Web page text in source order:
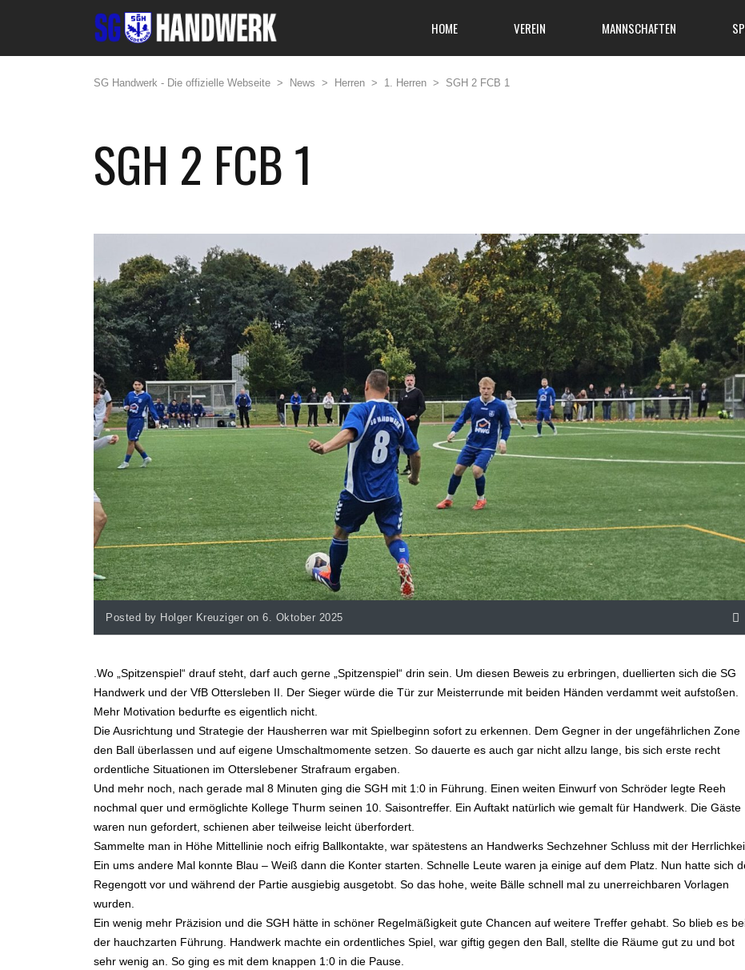
HOME VEREIN MANNSCHAFTEN
SG Handwerk - Die offizielle Webseite > News > Herren > 1. Herren > SGH 2 FCB 1
SGH 2 FCB 1
Posted by Holger Kreuziger on 6. Oktober 2025
.Wo „Spitzenspiel“ drauf steht, darf auch gerne „Spitzenspiel“ drin sein. Um diesen Beweis zu erbringen, duellierten sich die SG
Handwerk und der VfB Ottersleben II. Der Sieger würde die Tür zur Meisterrunde mit beiden Händen verdammt weit aufstoßen.
Mehr Motivation bedurfte es eigentlich nicht.
Die Ausrichtung und Strategie der Hausherren war mit Spielbeginn sofort zu erkennen. Dem Gegner in der ungefährlichen Zone
den Ball überlassen und auf eigene Umschaltmomente setzen. So dauerte es auch gar nicht allzu lange, bis sich erste recht
ordentliche Situationen im Otterslebener Strafraum ergaben.
Und mehr noch, nach gerade mal 8 Minuten ging die SGH mit 1:0 in Führung. Einen weiten Einwurf von Schröder legte Reeh
nochmal quer und ermöglichte Kollege Thurm seinen 10. Saisontreffer. Ein Auftakt natürlich wie gemalt für Handwerk. Die Gäste
waren nun gefordert, schienen aber teilweise leicht überfordert.
Sammelte man in Höhe Mittellinie noch eifrig Ballkontakte, war spätestens an Handwerks Sechzehner Schluss mit der
Ein ums andere Mal konnte Blau – Weiß dann die Konter starten. Schnelle Leute waren ja einige auf dem Platz. Nun hatte sich
Regengott vor und während der Partie ausgiebig ausgetobt. So das hohe, weite Bälle schnell mal zu unerreichbaren Vorlagen
wurden.
Ein wenig mehr Präzision und die SGH hätte in schöner Regelmäßigkeit gute Chancen auf weitere Treffer gehabt. So blieb es
der hauchzarten Führung. Handwerk machte ein ordentliches Spiel, war giftig gegen den Ball, stellte die Räume gut zu und bot
sehr wenig an. So ging es mit dem knappen 1:0 in die Pause.